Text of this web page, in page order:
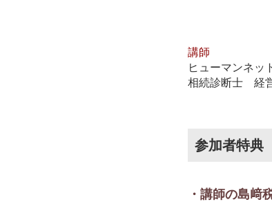
講師
ヒューマンネッ
相続診断士 経
参加者特典
・講師の島﨑